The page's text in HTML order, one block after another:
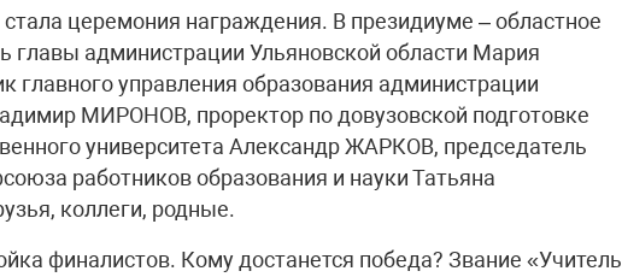
церемония награждения. В президиуме – областное
главы администрации Ульяновской области Мария
управления образования администрации
МИРОНОВ, проректор по довузовской подготовке
университета Александр ЖАРКОВ, председатель
работников образования и науки Татьяна
коллеги, родные.
финалистов. Кому достанется победа? Звание «Учитель